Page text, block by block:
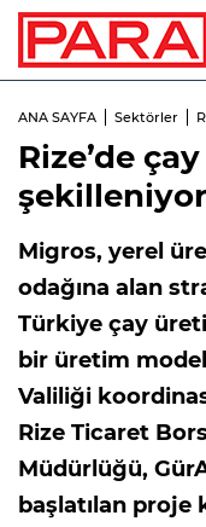
ANA SAYFA Sektörler
Rize’de
şekilleniyor
Migros, yerel
odağına alan
Türkiye çay
bir üretim
Valiliği
Rize Ticaret
Müdürlüğü,
başlatılan proje